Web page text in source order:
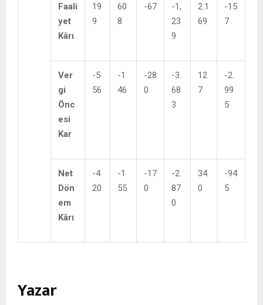
Faali
yet
Kârı
19
9
60
8
-67
-1,
23
9
2.1
69
-15
7
Ver
gi
Önc
esi
Kar
-5
56
-1
46
-28
0
-3.
68
3
12
7
-2.
99
5
Net
Dön
em
Kârı
-4
20
-1
55
-17
0
-2.
87
0
34
0
-94
5
Yazar